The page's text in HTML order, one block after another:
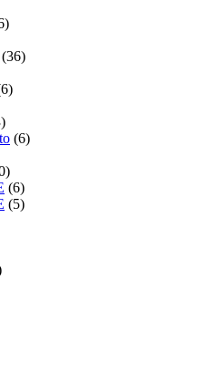
(36)
(6)
(6)
(5)